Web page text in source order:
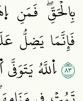
بِالۡحَقِّۖ فَمَنِ
فَإِنَّمَا يَضِلُّ
٣٨اِ۬للَّهُ